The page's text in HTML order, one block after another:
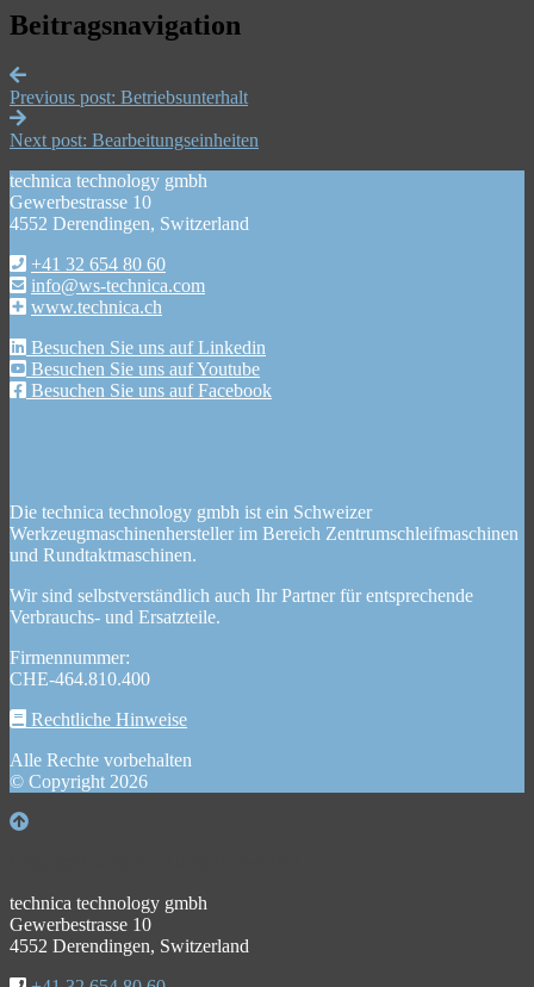
Beitragsnavigation
Previous post: Betriebsunterhalt
Next post: Bearbeitungseinheiten
technica technology gmbh
Gewerbestrasse 10
4552 Derendingen, Switzerland
+41 32 654 80 60
info@ws-technica.com
www.technica.ch
Besuchen Sie uns auf Linkedin
Besuchen Sie uns auf Youtube
Besuchen Sie uns auf Facebook
Die technica technology gmbh ist ein Schweizer
Werkzeugmaschinenhersteller im Bereich Zentrumschleifmaschinen
und Rundtaktmaschinen.
Wir sind selbstverständlich auch Ihr Partner für entsprechende
Verbrauchs- und Ersatzteile.
Firmennummer:
CHE-464.810.400
Rechtliche Hinweise
Alle Rechte vorbehalten
© Copyright 2026
technica technology gmbh
Gewerbestrasse 10
4552 Derendingen, Switzerland